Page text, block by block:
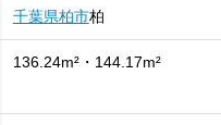
千葉県柏市柏
136.24m²・144.17m²